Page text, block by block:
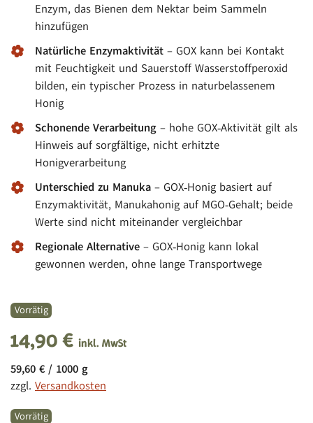
Enzym, das Bienen dem Nektar beim Sammeln
hinzufügen
Natürliche Enzymaktivität – GOX kann bei Kontakt
mit Feuchtigkeit und Sauerstoff Wasserstoffperoxid
bilden, ein typischer Prozess in naturbelassenem
Honig
Schonende Verarbeitung – hohe GOX‑Aktivität gilt als
Hinweis auf sorgfältige, nicht erhitzte
Honigverarbeitung
Unterschied zu Manuka – GOX‑Honig basiert auf
Enzymaktivität, Manukahonig auf MGO‑Gehalt; beide
Werte sind nicht miteinander vergleichbar
Regionale Alternative – GOX‑Honig kann lokal
gewonnen werden, ohne lange Transportwege
Vorrätig
14,90€ inkl. MwSt
59,60 € / 1000 g
zzgl. Versandkosten
Vorrätig